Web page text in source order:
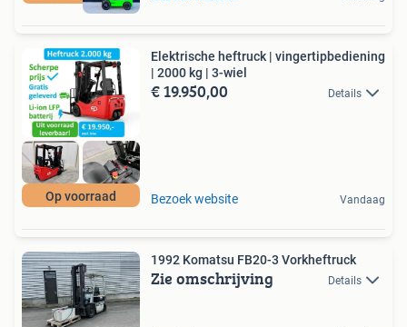
Op voorraad
Elektrische heftruck | vingertipbediening
| 2000 kg | 3-wiel
€ 19.950,00 Details
Bezoek website Vandaag
1992 Komatsu FB20-3 Vorkheftruck
Zie omschrijving Details